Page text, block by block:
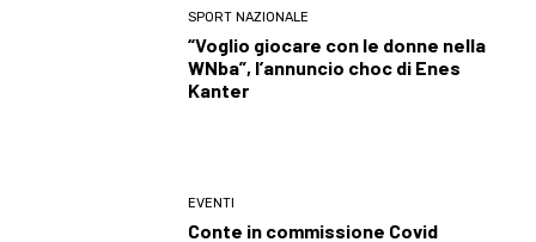
SPORT NAZIONALE
“Voglio giocare con le donne nella
WNba”, l’annuncio choc di Enes
Kanter
EVENTI
Conte in commissione Covid